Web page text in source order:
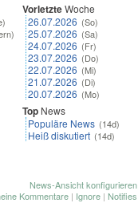
VorletzteWoche
26.07.2026 (So)
25.07.2026 (Sa)
24.07.2026 (Fr)
23.07.2026 (Do)
22.07.2026 (Mi)
21.07.2026 (Di)
20.07.2026 (Mo)
Top News
Populäre News (14d)
Heiß diskutiert (14d)
News-Ansicht konfigurieren
Kommentare | Ignore | Notifies